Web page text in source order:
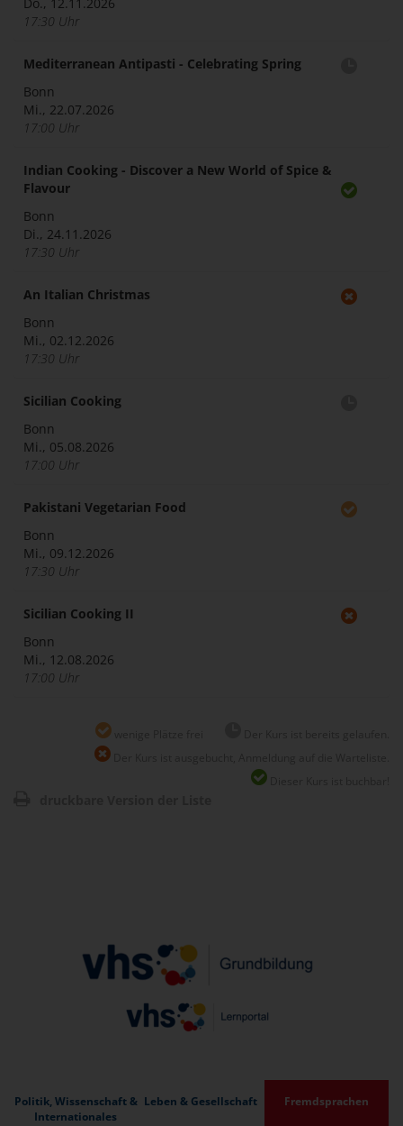
17:30 Uhr
Mediterranean Antipasti - Celebrating Spring
Bonn
Mi., 22.07.2026
17:00 Uhr
Indian Cooking - Discover a New World of Spice &
Flavour
Bonn
Di., 24.11.2026
17:30 Uhr
An Italian Christmas
Bonn
Mi., 02.12.2026
17:30 Uhr
Sicilian Cooking
Bonn
Mi., 05.08.2026
17:00 Uhr
Pakistani Vegetarian Food
Bonn
Mi., 09.12.2026
17:30 Uhr
Sicilian Cooking II
Bonn
Mi., 12.08.2026
17:00 Uhr
Politik, Wissenschaft &
Internationales
Leben & Gesellschaft Fremdsprachen